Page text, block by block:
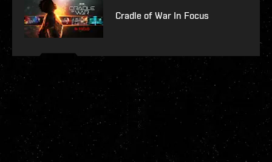
Cradle of War In Focus